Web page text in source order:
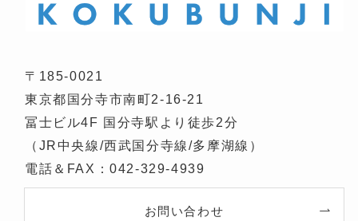
〒185-0021
東京都国分寺市南町2-16-21
冨士ビル4F 国分寺駅より徒歩2分
（JR中央線/西武国分寺線/多摩湖線）
電話＆FAX：042-329-4939
お問い合わせ